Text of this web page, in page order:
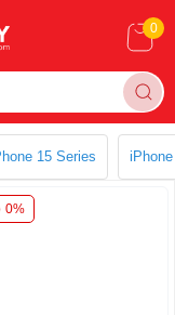
0
15 Series
0%